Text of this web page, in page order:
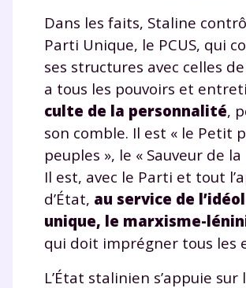
Dans les faits, Staline
Parti Unique, le PCUS, qui
ses structures avec celles de
a tous les pouvoirs et
culte de la personnalité,
son comble. Il est « le Petit
peuples », le « Sauveur de
Il est, avec le Parti et tout
d’État, au service de
unique, le marxisme-
qui doit imprégner tous les
L’État stalinien s’appuie sur